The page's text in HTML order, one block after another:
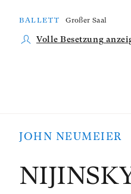
BALLETT Großer Saal
Volle Besetzung
JOHN NEUMEIER